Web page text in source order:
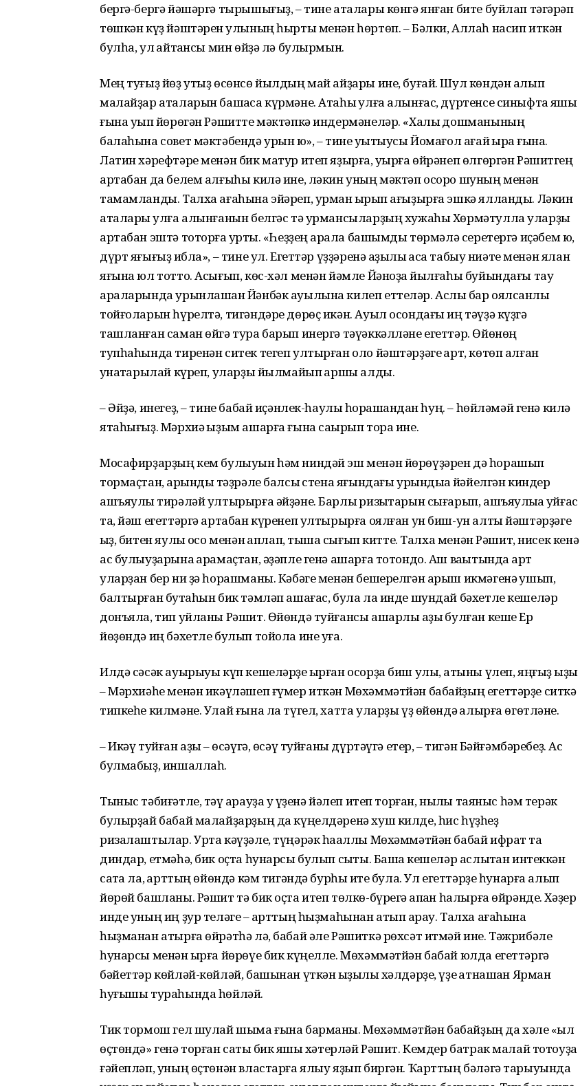
бергә-бергә йәшәргә тырышығыҙ, – тине аталары көнгә янған бите буйлап тәгәрәп
төшкән күҙ йәштәрен ҡулының һырты менән һөртөп. – Бәлки, Аллаһ насип иткән
булһа, ул ҡайтҡансы мин өйҙә лә булырмын.
Мең туғыҙ йөҙ утыҙ өсөнсө йылдың май айҙары ине, буғай. Шул көндән алып
малайҙар аталарын башҡаса күрмәне. Атаһы ҡулға алынғас, дүртенсе синыфта яҡшы
ғына уҡып йөрөгән Рәшитте мәктәпкә индермәнеләр. «Халыҡ дошманының
балаһына совет мәктәбендә урын юҡ», – тине уҡытыусы Йомағол ағай ҡырҡа ғына.
Латин хәрефтәре менән бик матур итеп яҙырға, уҡырға өйрәнеп өлгөргән Рәшитгең
артабан да белем алғыһы килә ине, ләкин уның мәктәп осоро шуның менән
тамамланды. Талха ағаһына эйәреп, урман ҡырҡып ағыҙырға эшкә ялланды. Ләкин
аталары ҡулға алынғанын белгәс тә урмансыларҙың хужаһы Хөрмәтулла уларҙы
артабан эштә тоторға ҡурҡты. «Һеҙҙең арҡала башымды төрмәлә серетергә иҫәбем юҡ,
дүрт яғығыҙ ҡибла», – тине ул. Егеттәр үҙҙәренә аҙыҡлыҡ аҡса табыу ниәте менән ялан
яғына юл тотто. Асығып, көс-хәл менән йәмле Йәноҙаҡ йылғаһы буйындағы тау
араларында урынлашҡан Йәнбәк ауылына килеп еттеләр. Аслыҡ бар оялсанлыҡ
тойғоларын һүрелтә, тигәндәре дөрөҫ икән. Ауыл осондағы иң тәүҙә күҙгә
ташланған саман өйгә тура барып инергә тәүәккәлләне егеттәр. Өйөнөң
тупһаһында тиренән ситек тегеп ултырған оло йәштәрҙәге ҡарт, көтөп алған
ҡунаҡтарылай күреп, уларҙы йылмайып ҡаршы алды.
– Әйҙә, инегеҙ, – тине бабай иҫәнлек-һаулыҡ һорашҡандан һуң. – һөйләмәй генә килә
ятаһығыҙ. Мәрхиә ҡыҙым ашарға ғына саҡырып тора ине.
Мосафирҙарҙың кем булыуын һәм ниндәй эш менән йөрөүҙәрен дә һорашып
тормаҫтан, ҡарындыҡ тәҙрәле балсыҡ стена яғындағы урындыҡҡа йәйелгән киндер
ашъяулыҡ тирәләй ултырырға әйҙәне. Барлыҡ ризыҡтарын сығарып, ашъяулыҡҡа ҡуйғас
та, йәш егеттәргә артабан күренеп ултырырға оялған ун биш-ун алты йәштәрҙәге
ҡыҙ, битен яулыҡ осо менән ҡаплап, тышҡа сығып китте. Талха менән Рәшит, нисек кенә
ас булыуҙарына ҡарамаҫтан, әҙәпле генә ашарға тотондо. Аш ваҡытында ҡарт
уларҙан бер ни ҙә һорашманы. Кәбәге менән бешерелгән арыш икмәгенә ҡушып,
балтырған бутҡаһын бик тәмләп ашағас, була ла инде шундай бәхетле кешеләр
донъяла, тип уйланы Рәшит. Өйөндә туйғансы ашарлыҡ аҙыҡ булған кеше Ер
йөҙөндә иң бәхетле булып тойола ине уға.
Илдә сәсәк ауырыуы күп кешеләрҙе ҡырған осорҙа биш улы, ҡатыны үлеп, яңғыҙ ҡыҙы
– Мәрхиәһе менән икәүләшеп ғүмер иткән Мөхәммәтйән бабайҙың егеттәрҙе ситкә
типкеһе килмәне. Улай ғына ла түгел, хатта уларҙы үҙ өйөндә ҡалырға өгөтләне.
– Икәү туйған аҙыҡ – өсәүгә, өсәү туйғаны дүртәүгә етер, – тигән Бәйғәмбәребеҙ. Ас
булмабыҙ, иншаллаһ.
Тыныс тәбиғәтле, тәү ҡарауҙа уҡ үҙенә йәлеп итеп торған, ныҡлы таяныс һәм терәк
булырҙай бабай малайҙарҙың да күңелдәренә хуш килде, һис һүҙһеҙ
ризалаштылар. Урта кәүҙәле, түңәрәк һаҡаллы Мөхәммәтйән бабай ифрат та
диндар, етмәһә, бик оҫта һунарсы булып сыҡты. Башҡа кешеләр аслыҡтан интеккән
саҡта ла, ҡарттың өйөндә кәм тигәндә бурһыҡ ите була. Ул егеттәрҙе һунарға алып
йөрөй башланы. Рәшит тә бик оҫта итеп төлкө-бүрегә ҡапҡан һалырға өйрәнде. Хәҙер
инде уның иң ҙур теләге – ҡарттың һыҙмаһынан атып ҡарау. Талха ағаһына
һыҙманан атырға өйрәтһә лә, бабай әле Рәшиткә рөхсәт итмәй ине. Тәжрибәле
һунарсы менән ҡырға йөрөүе бик күңелле. Мөхәммәтйән бабай юлда егеттәргә
бәйеттәр көйләй-көйләй, башынан үткән ҡыҙыҡлы хәлдәрҙе, үҙе ҡатнашҡан Ярман
һуғышы тураһында һөйләй.
Тик тормош гел шулай шыма ғына барманы. Мөхәммәтйән бабайҙың да хәле «ҡыл
өҫтөндә» генә торған саҡты бик яҡшы хәтерләй Рәшит. Кемдер батрак малай тотоуҙа
ғәйепләп, уның өҫтөнән властарға ялыу яҙып биргән. Ҡарттың бәләгә тарыуында